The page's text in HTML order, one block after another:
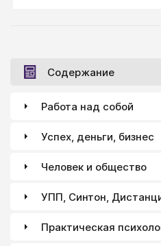
Содержание
Работа над собой
Успех, деньги, бизнес
Человек и общество
УПП, Синтон,
Практическая